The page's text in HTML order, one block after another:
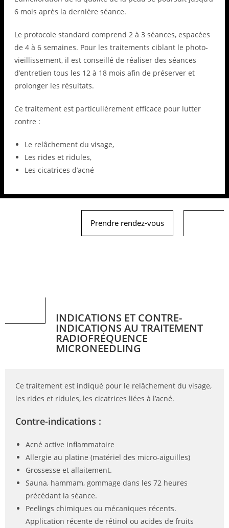
6 mois après la dernière séance.
Le protocole standard comprend 2 à 3 séances, espacées
de 4 à 6 semaines. Pour les traitements ciblant le photo-
vieillissement, il est conseillé de réaliser des séances
d’entretien tous les 12 à 18 mois afin de préserver et
prolonger les résultats.
Ce traitement est particulièrement efficace pour lutter
contre :
Le relâchement du visage,
Les rides et ridules,
Les cicatrices d’acné
Prendre rendez-vous
​INDICATIONS ET CONTRE-
INDICATIONS AU TRAITEMENT
RADIOFRÉQUENCE
MICRONEEDLING
Ce traitement est indiqué pour le relâchement du visage,
les rides et ridules, les cicatrices liées à l’acné.
Contre-indications :
Acné active inflammatoire
Allergie au platine (matériel des micro-aiguilles)
Grossesse et allaitement.
Sauna, hammam, gommage dans les 72 heures
précédant la séance.
Peelings chimiques ou mécaniques récents.
Application récente de rétinol ou acides de fruits